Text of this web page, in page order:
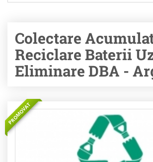
Colectare
Reciclare Baterii
Eliminare DBA -
PROMOVAT